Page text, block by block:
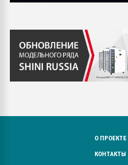
О ПРОЕКТЕ
КОНТАКТЫ